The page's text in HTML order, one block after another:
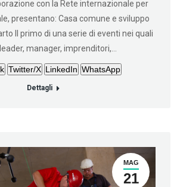
con la Rete internazionale per
presentano: Casa comune e sviluppo
Il primo di una serie di eventi nei quali
manager, imprenditori,…
Twitter/X LinkedIn WhatsApp
Dettagli
MAG
21